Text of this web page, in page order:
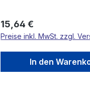
Regulärer Preis:
15,64 €
Preise inkl. MwSt. zzgl.
In den